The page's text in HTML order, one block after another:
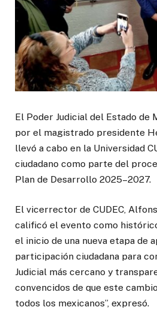
El Poder Judicial del Estado de
por el magistrado presidente
llevó a cabo en la Universidad
ciudadano como parte del
Plan de Desarrollo 2025–2027.
El vicerrector de CUDEC,
calificó el evento como
el inicio de una nueva etapa de
participación ciudadana para
Judicial más cercano y
convencidos de que este
todos los mexicanos”, expresó.